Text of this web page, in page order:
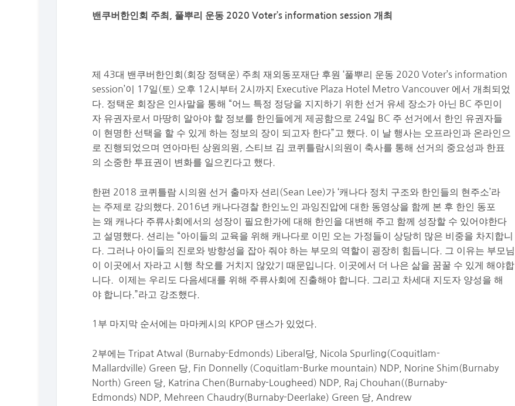
밴쿠버한인회 주최, 풀뿌리 운동 2020 Voter’s information session 개최
제 43대 밴쿠버한인회 (회장 정택운) 주최 재외동포재단 후원 ‘풀뿌리 운동 2020 Voter’s information
session’이 17일 ( 토) 오후 12시부터 2시까지 Executive Plaza Hotel Metro Vancouver 에서 개최 되었
다.
정택운 회장은 인사말을 통해 “어느 특정 정당을 지지하기 위한 선거 유세 장소가 아닌 BC 주민이
자 유권자로서 마땅히 알아야 할 정보를 한인들에게 제공함으로 24일 BC 주 선거에서 한인
유권자들
이
현명한 선택을 할 수 있게 하는 정보의 장이 되고자 한다”고 했다.
이 날 행사는 오프라인과 온라인으
로 진행되었으며 연아마틴 상원의원, 스티브 김 코퀴틀람시의원이 축사를 통해 선거의 중요성과 한표
의 소중한 투표권이 변화를 일으킨다고 했다.
한편 2018 코퀴틀람 시의원 선거 출마자 션리 (Sean Lee)가 ‘캐나다 정치 구조와 한인들의 현주소’라
는 주제로 강의했다. 2016년 캐나다경찰 한인노인 과잉진압에 대한 동영상을 함께 본 후 한인 동포
는 왜 캐나다 주류사회에서의 성장이 필요한가에 대해 한인을 대변해 주고 함께 성장할 수 있어야한다
고 설명했다 션리는 “아이들의 교육을 위해 캐나다로 이민 오는 가정들이 상당히 많은 비중을 차지합니
다
그러나 아이들의 진로와 방향성을 잡아 줘야 하는 부모의 역할이 굉장히 힘듭니다 그 이유는 부모님
이 이곳에서 자라고 시행 착오를 거치지 않았기 때문입니다 이곳에서 더 나은 삶을 꿈꿀 수 있게 해야합
니다
이제는 우리도 다음세대를 위해 주류사회에 진출해야 합니다 그리고 차세대 지도자 양성을 해
야 합니다 .”라고 강조했다
1 부 마지막 순서에는 마마케시의 KPOP 댄스가 있었다
2부에는 Tripat Atwal (Burnaby-Edmonds) Liberal 당
Nicola Spurling(Coquitlam-
Mallardville) Green 당 Fin Donnelly (Coquitlam-Burke mountain) NDP , Norine Shim(Burnaby
North) Green 당 , Katrina Chen(Burnaby-Lougheed) NDP , Raj Chouhan((Burnaby-
Edmonds) NDP Mehreen Chaudry(Burnaby-Deerlake) Green 당
Andrew